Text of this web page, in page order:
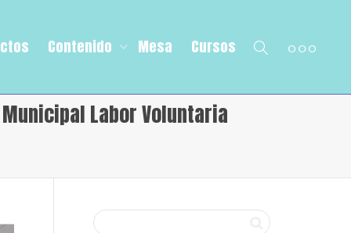
Contenido Mesa Cursos
Labor Voluntaria